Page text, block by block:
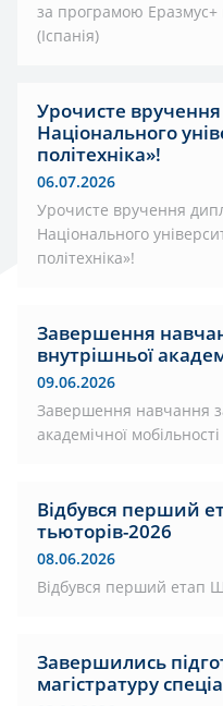
за програмою Еразмус+
(Іспанія)
Урочисте
Національного
політехніка»!
06.07.2026
Урочисте вручення
Національного
політехніка»!
Завершення
внутрішньої
09.06.2026
Завершення навчання
академічної мобільності
Відбувся перший
тьюторів-2026
08.06.2026
Відбувся перший етап
Завершились
магістратуру